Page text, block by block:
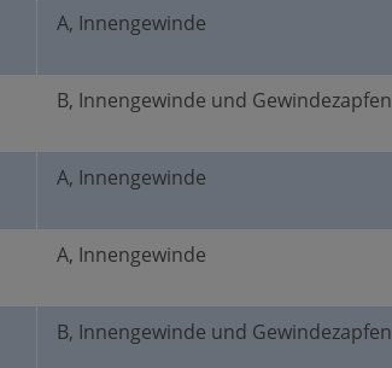
A, Innengewinde
B, Innengewinde und Gewindezapfen
A, Innengewinde
A, Innengewinde
B, Innengewinde und Gewindezapfen